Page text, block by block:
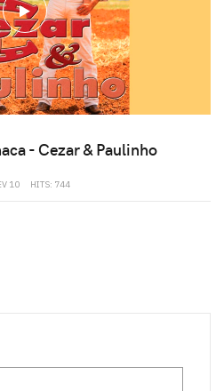
play
- Cezar & Paulinho
10 HITS: 744